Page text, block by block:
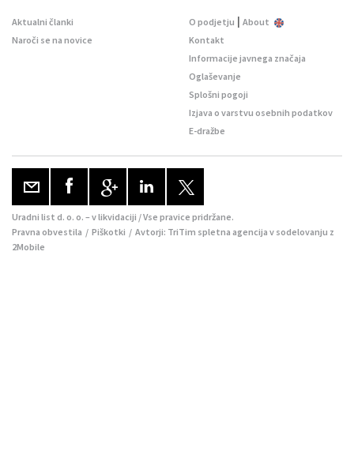
Aktualni članki
Naroči se na novice
O podjetju | About
Kontakt
Informacije javnega značaja
Oglaševanje
Splošni pogoji
Izjava o varstvu osebnih podatkov
E-dražbe
Uradni list d. o. o. – v likvidaciji / Vse pravice pridržane.
Pravna obvestila / Piškotki / Avtorji: TriTim spletna agencija v sodelovanju z
2Mobile